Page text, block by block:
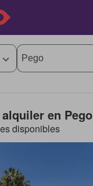
en Pego
disponibles